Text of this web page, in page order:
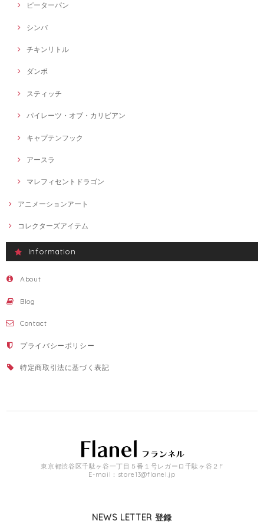
ピーターパン
シンバ
チキンリトル
ダンボ
スティッチ
パイレーツ・オブ・カリビアン
キャプテンフック
アースラ
マレフィセントドラゴン
アニメーションアート
コレクターズアイテム
Information
About
Blog
Contact
プライバシーポリシー
特定商取引法に基づく表記
東京都渋谷区千駄ヶ谷一丁目５番１号レガーロ千駄ヶ谷２F
E-mail： store13@flanel.jp
NEWS LETTER 登録